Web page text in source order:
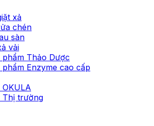
xả
chén
sàn
vải
phẩm Thảo Dược
phẩm Enzyme cao cấp
Thị trường